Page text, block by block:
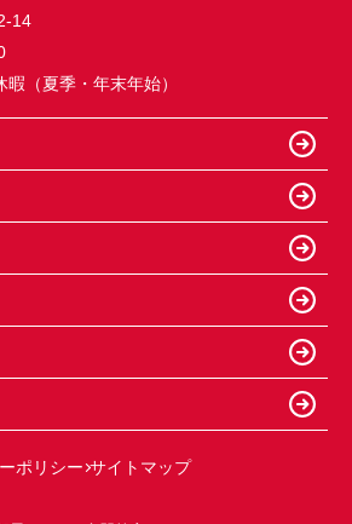
14
（夏季・年末年始）
ポリシー サイトマップ